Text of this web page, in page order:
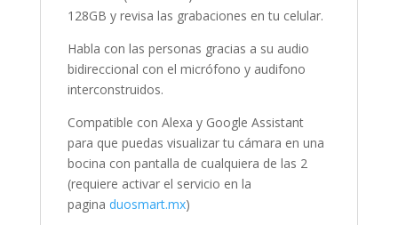
128GB y revisa las grabaciones en tu celular.
Habla con las personas gracias a su audio
bidireccional con el micrófono y audifono
interconstruidos.
Compatible con Alexa y Google Assistant
para que puedas visualizar tu cámara en una
bocina con pantalla de cualquiera de las 2
(requiere activar el servicio en la
pagina duosmart.mx)